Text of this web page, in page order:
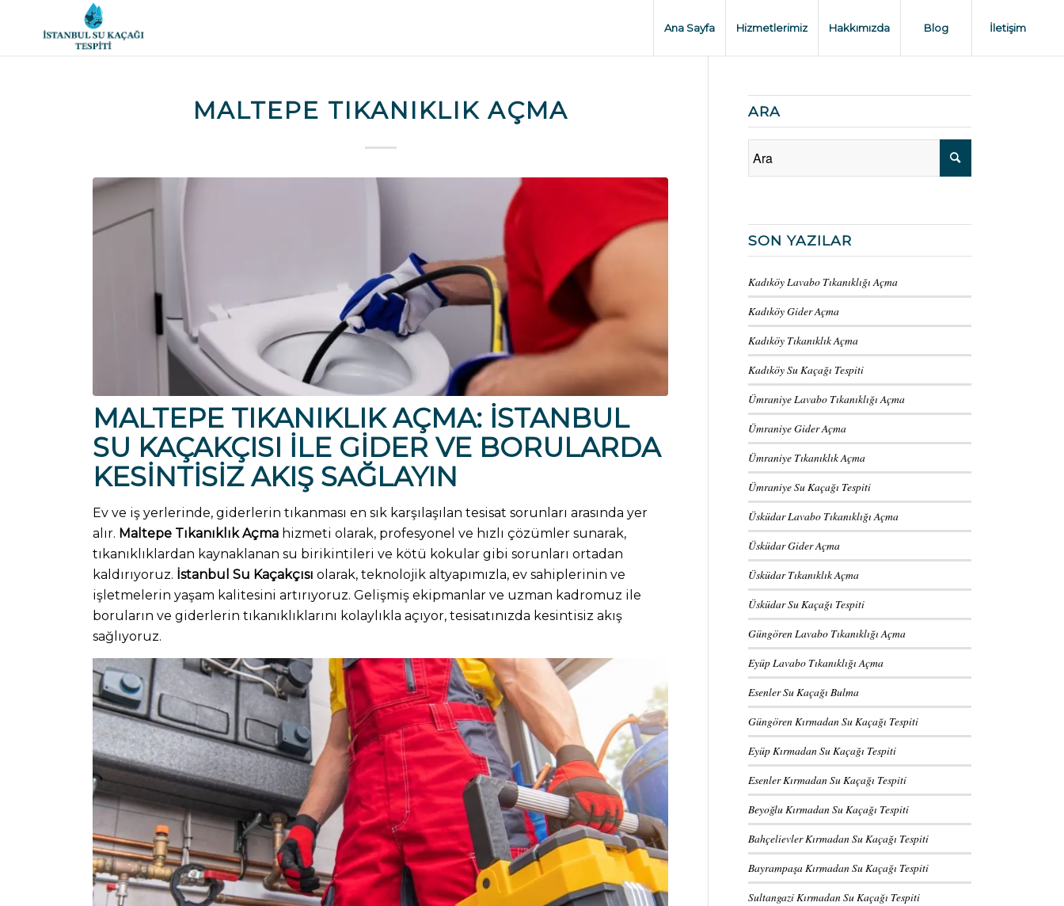
Ana Sayfa Hizmetlerimiz Hakkımızda Blog İletişim
MALTEPE TIKANIKLIK AÇMA
MALTEPE TIKANIKLIK AÇMA: İSTANBUL
SU KAÇAKÇISI İLE GIDER VE BORULARDA
KESINTISIZ AKIŞ SAĞLAYIN
Ev ve iş yerlerinde, giderlerin tıkanması en sık karşılaşılan tesisat sorunları arasında yer
alır. Maltepe Tıkanıklık Açma hizmeti olarak, profesyonel ve hızlı çözümler sunarak,
tıkanıklıklardan kaynaklanan su birikintileri ve kötü kokular gibi sorunları ortadan
kaldırıyoruz. İstanbul Su Kaçakçısı olarak, teknolojik altyapımızla, ev sahiplerinin ve
işletmelerin yaşam kalitesini artırıyoruz. Gelişmiş ekipmanlar ve uzman kadromuz ile
boruların ve giderlerin tıkanıklıklarını kolaylıkla açıyor, tesisatınızda kesintisiz akış
sağlıyoruz.
ARA
SON YAZILAR
Kadıköy Lavabo Tıkanıklığı Açma
Kadıköy Gider Açma
Kadıköy Tıkanıklık Açma
Kadıköy Su Kaçağı Tespiti
Ümraniye Lavabo Tıkanıklığı Açma
Ümraniye Gider Açma
Ümraniye Tıkanıklık Açma
Ümraniye Su Kaçağı Tespiti
Üsküdar Lavabo Tıkanıklığı Açma
Üsküdar Gider Açma
Üsküdar Tıkanıklık Açma
Üsküdar Su Kaçağı Tespiti
Güngören Lavabo Tıkanıklığı Açma
Eyüp Lavabo Tıkanıklığı Açma
Esenler Su Kaçağı Bulma
Güngören Kırmadan Su Kaçağı Tespiti
Eyüp Kırmadan Su Kaçağı Tespiti
Esenler Kırmadan Su Kaçağı Tespiti
Beyoğlu Kırmadan Su Kaçağı Tespiti
Bahçelievler Kırmadan Su Kaçağı Tespiti
Bayrampaşa Kırmadan Su Kaçağı Tespiti
Sultangazi Kırmadan Su Kaçağı Tespiti